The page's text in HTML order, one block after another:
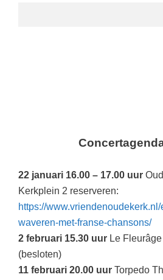
22 januari 16.00 – 17.00 uur
Kerkplein 2 reserveren:
https://
waveren-met-franse-chansons/
2 februari 15.30 uur Le
(besloten)
11 februari 20.00 uur Torpedo